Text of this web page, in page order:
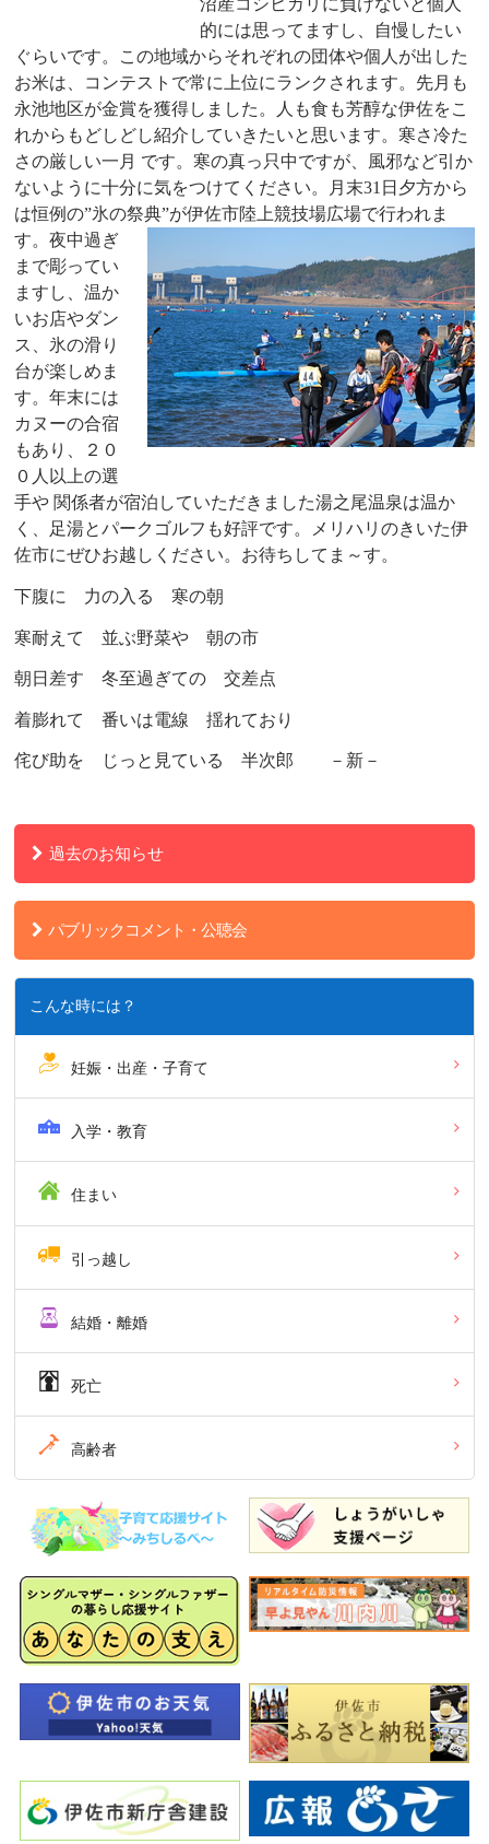
沼産コシヒカリに負けないと個人
的には思ってますし、自慢したい
ぐらいです。この地域からそれぞれの団体や個人が出した
お米は、コンテストで常に上位にランクされます。先月も
永池地区が金賞を獲得しました。人も食も芳醇な伊佐をこ
れからもどしどし紹介していきたいと思います。寒さ冷た
さの厳しい一月 です。寒の真っ只中ですが、風邪など引か
ないように十分に気をつけてください。月末31日夕方から
は恒例の”氷の祭典”が伊佐市陸上競技場広場で行われま
す。夜中過ぎ
まで彫ってい
ますし、温か
いお店やダン
ス、氷の滑り
台が楽しめま
す。年末には
カヌーの合宿
もあり、２０
０人以上の選
手や 関係者が宿泊していただきました湯之尾温泉は温か
く、足湯とパークゴルフも好評です。メリハリのきいた伊
佐市にぜひお越しください。お待ちしてま～す。
下腹に 力の入る 寒の朝
寒耐えて 並ぶ野菜や 朝の市
朝日差す 冬至過ぎての 交差点
着膨れて 番いは電線 揺れており
侘び助を じっと見ている 半次郎 －新－
過去のお知らせ
パブリックコメント・公聴会
こんな時には？
妊娠・出産・子育て
入学・教育
住まい
引っ越し
結婚・離婚
死亡
高齢者